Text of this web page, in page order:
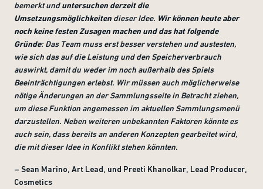
bemerkt unduntersuchen derzeit die
Umsetzungsmöglichkeiten dieser Idee. Wir können heute aber
noch keine festen Zusagen machen und das hat folgende
Gründe: Das Team muss erst besser verstehen und austesten,
wie sich das auf die Leistung und den Speicherverbrauch
auswirkt, damit du weder im noch außerhalb des Spiels
Beeinträchtigungen erlebst. Wir müssen auch möglicherweise
nötige Änderungen an der Sammlungsseite in Betracht ziehen,
um diese Funktion angemessen im aktuellen Sammlungsmenü
darzustellen. Neben weiteren unbekannten Faktoren könnte es
auch sein, dass bereits an anderen Konzepten gearbeitet wird,
die mit dieser Idee in Konflikt stehen könnten.
– Sean Marino, Art Lead, und Preeti Khanolkar, Lead Producer,
Cosmetics